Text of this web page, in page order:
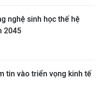
nghệ sinh học thế hệ
2045
tin vào triển vọng kinh tế